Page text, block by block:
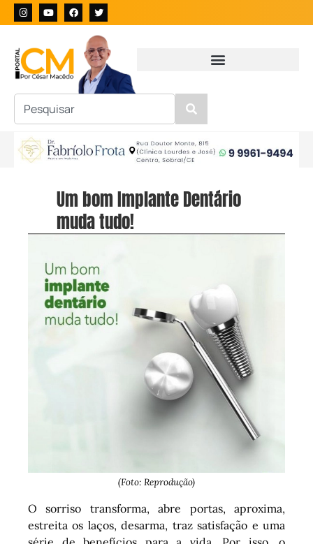
Um bom Implante Dentário
muda tudo!
(Foto: Reprodução)
O sorriso transforma, abre portas, aproxima,
estreita os laços, desarma, traz satisfação e uma